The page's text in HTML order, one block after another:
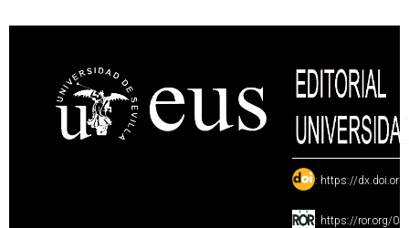
: https://
: https://ror.org/